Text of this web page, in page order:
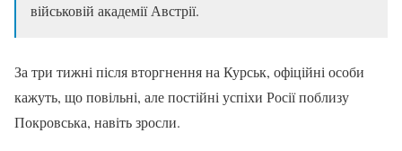
військовій академії Австрії.
За три тижні після вторгнення на Курськ, офіційні особи
кажуть, що повільні, але постійні успіхи Росії поблизу
Покровська, навіть зросли.